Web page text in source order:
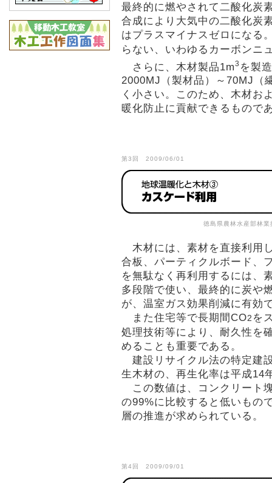
最終的に燃やされて二酸化炭
合成により大気中の二酸化炭
はプラスマイナスゼロになる
らない、いわゆるカーボンニ
さらに、木材製品1m3 を製
2000MJ（製材品）～70MJ（
く小さい。このため、木材お
暖化防止に貢献できるもので
第3回 2009/06/01
徳島県農林水産部林
木材には、素材を直接利用
合板、パーティクルボード、
を無駄なく再利用するには、
多段階で使い、最終的に炭や
が、温室ガス効果削減に有効
また住宅等で長期間CO2 を
処理技術等により、耐久性を
めることも重要である。
建設リサイクル法の特定建
生木材の、再生化率は平成14
この数値は、コンクリート
の99%に比較すると低いもの
層の推進が求められている。
第4回 2009/09/01